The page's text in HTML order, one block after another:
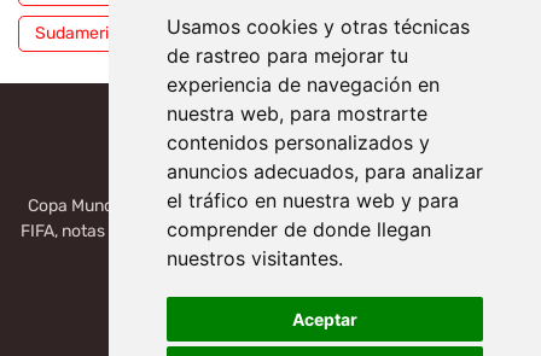
Usamos cookies y otras técnicas
de rastreo para mejorar tu
experiencia de navegación en
nuestra web, para mostrarte
contenidos personalizados y
anuncios adecuados, para analizar
el tráfico en nuestra web y para
comprender de donde llegan
nuestros visitantes.
Aceptar
Sudamericana Tigres Toluca UFC WWE
Copa Mundial 2026, México, USA, Canadá: Copa del Mundo de la
FIFA, notas deportivas de la liga de Serie A, Liga MX, LALIGA. Toda
la información del futbol mundial.